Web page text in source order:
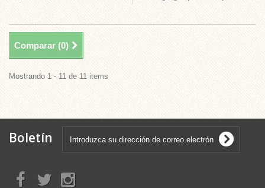
Comparar (0)
Mostrando 1 - 11 de 11 items
Boletín